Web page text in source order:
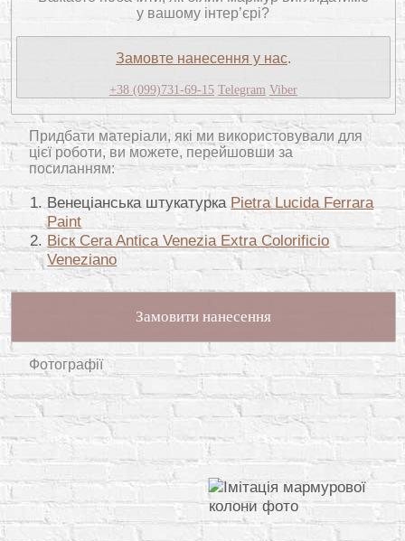
у вашому інтер’єрі?
Замовте нанесення у нас.
+38 (099)731-69-15 Telegram Viber
Придбати матеріали, які ми використовували для
цієї роботи, ви можете, перейшовши за
посиланням:
Венеціанська штукатурка Pietra Lucida Ferrara
Paint
Віск Cera Antica Venezia Extra Colorificio
Veneziano
Замовити нанесення
Фотографії